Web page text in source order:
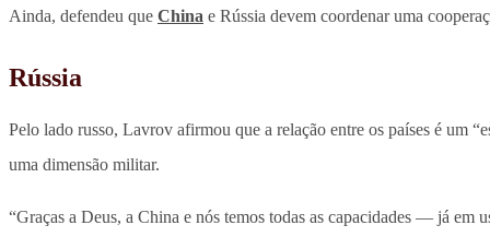
Ainda, defendeu que China e Rússia devem coordenar uma
Rússia
Pelo lado russo, Lavrov afirmou que a relação entre os países é um
uma dimensão militar.
“Graças a Deus, a China e nós temos todas as capacidades — já